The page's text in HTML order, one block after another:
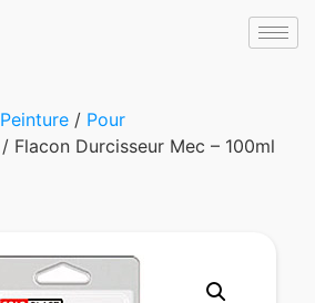
Peinture / Pour
/ Flacon Durcisseur Mec – 100ml